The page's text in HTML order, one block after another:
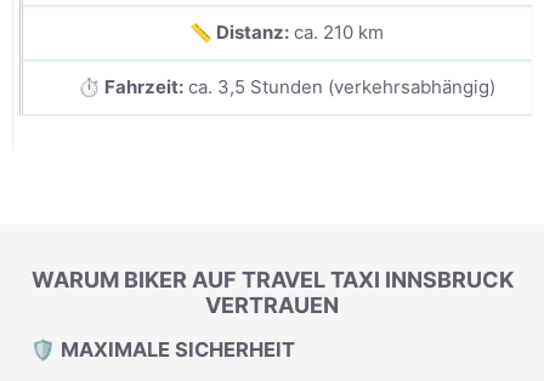
📏 Distanz: ca. 210 km
⏱️ Fahrzeit: ca. 3,5 Stunden (verkehrsabhängig)
WARUM BIKER AUF TRAVEL TAXI INNSBRUCK
VERTRAUEN
🛡️ MAXIMALE SICHERHEIT